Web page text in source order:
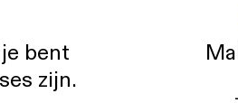
bent
zijn.